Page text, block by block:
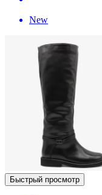
New
Быстрый просмотр